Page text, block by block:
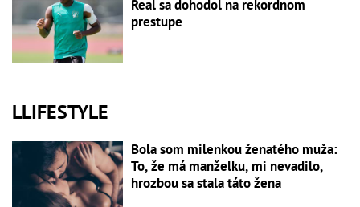
Real sa dohodol na rekordnom
prestupe
LLIFESTYLE
Bola som milenkou ženatého muža:
To, že má manželku, mi nevadilo,
hrozbou sa stala táto žena